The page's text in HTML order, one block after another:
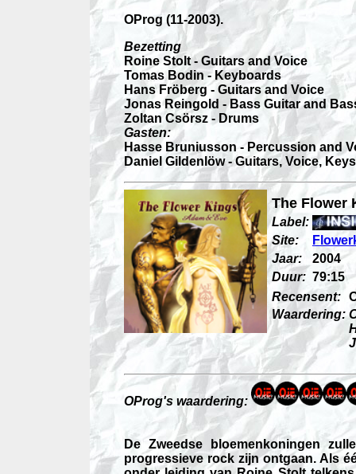
OProg (11-2003).
Bezetting
Roine Stolt - Guitars and Voice
Tomas Bodin - Keyboards
Hans Fröberg - Guitars and Voice
Jonas Reingold - Bass Guitar and
Zoltan Csörsz - Drums
Gasten:
Hasse Bruniusson - Percussion and
Daniel Gildenlöw - Guitars, Voice,
The Flower
Label:
Site:
Jaar:
2004
Duur: 79:15
Recensent:
Waardering:
OProg's waardering:
De Zweedse bloemenkoningen
progressieve rock zijn ontgaan. Als